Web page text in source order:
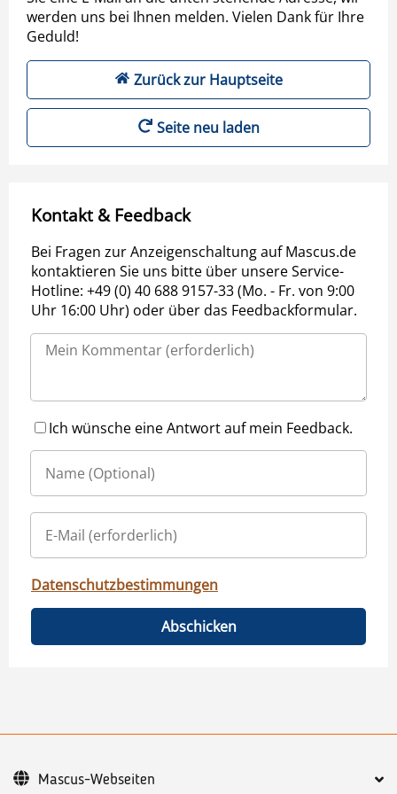
werden uns bei Ihnen melden. Vielen Dank für Ihre
Geduld!
Zurück zur Hauptseite
Seite neu laden
Kontakt & Feedback
Bei Fragen zur Anzeigenschaltung auf Mascus.de
kontaktieren Sie uns bitte über unsere Service-
Hotline: +49 (0) 40 688 9157-33 (Mo. - Fr. von 9:00
Uhr 16:00 Uhr) oder über das Feedbackformular.
Ich wünsche eine Antwort auf mein Feedback.
Datenschutzbestimmungen
Abschicken
Mascus-Webseiten